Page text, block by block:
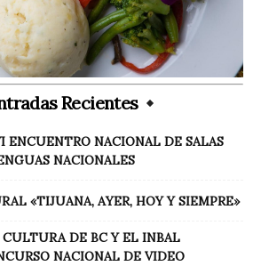
Recientes
ENCUENTRO NACIONAL DE SALAS
NACIONALES
«TIJUANA, AYER, HOY Y SIEMPRE»
CULTURA DE BC Y EL INBAL
NACIONAL DE VIDEO